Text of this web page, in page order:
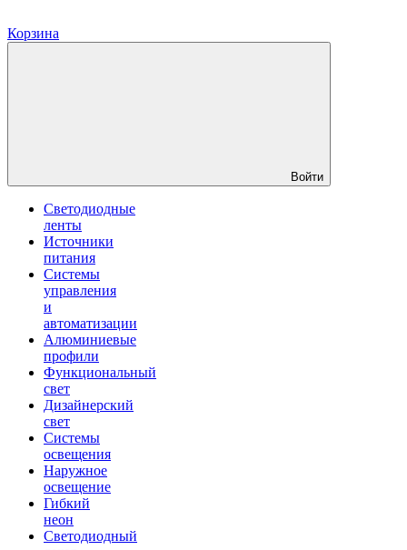
Корзина
Войти
Светодиодные
ленты
Источники
питания
Системы
управления
и
автоматизации
Алюминиевые
профили
Функциональный
свет
Дизайнерский
свет
Системы
освещения
Наружное
освещение
Гибкий
неон
Светодиодный